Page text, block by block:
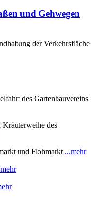
und Gehwegen
der Verkehrsfläche
des Gartenbauvereins
des
und Flohmarkt ...mehr